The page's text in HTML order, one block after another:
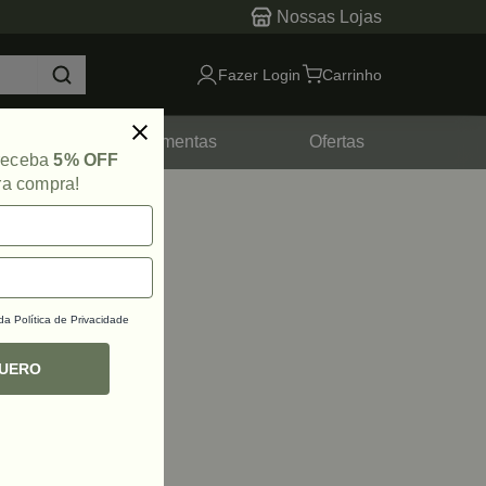
Nossas Lojas
Fazer Login Carrinho
Ferramentas
Ofertas
5% OFF
compra!
Política de Privacidade